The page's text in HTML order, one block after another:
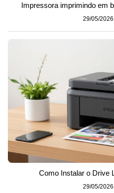
Impressora imprimindo em
29/05/
Como Instalar o Drive
29/05/